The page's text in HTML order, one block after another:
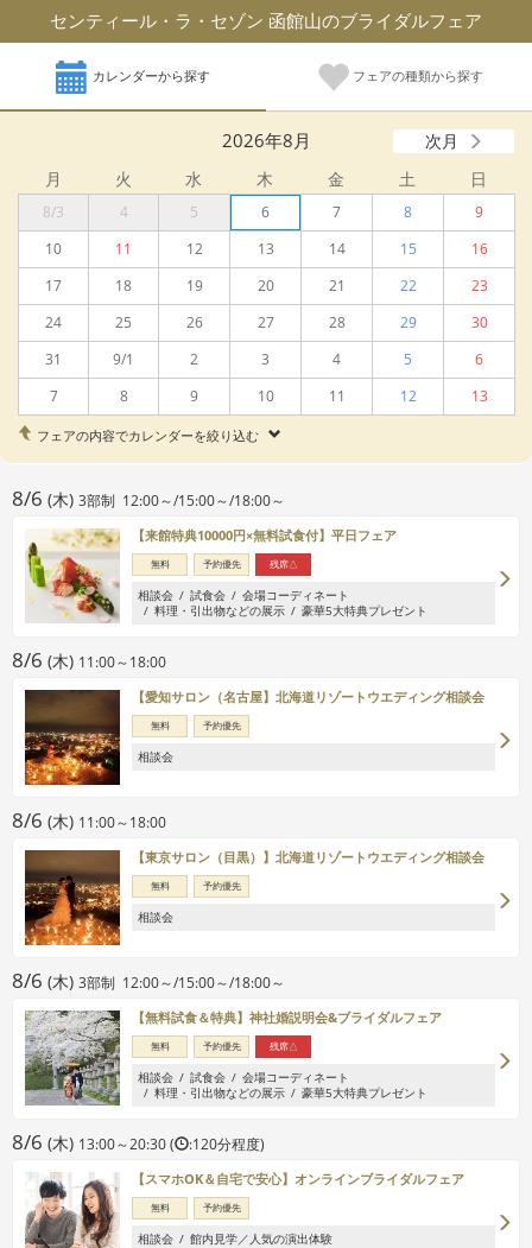
センティール・ラ・セゾン 函館山のブライダルフェア
カレンダーから探す フェアの種類から探す
2026年8月
次月
月
火 水 木 金 土 日
8/3 4 5 6 7 8
9
10
11 12 13 14 15
16
17
18 19 20 21 22
23
24
25 26 27 28 29
30
31
9/1 2 3 4 5
6
7
8 9 10 11 12 13
フェアの内容でカレンダーを絞り込む
8/6 (木) 3部制 12:00～/15:00～/18:00～
【来館特典10000円×無料試食付】平日フェア
無料 予約優先 残席△
相談会 試食会
会場コーディネート
料理・引出物などの展示
豪華5大特典プレゼント
8/6 (木) 11:00～18:00
【愛知サロン（名古屋】北海道リゾートウエディング相談会
無料 予約優先
相談会
8/6 (木) 11:00～18:00
【東京サロン（目黒）】北海道リゾートウエディング相談会
無料 予約優先
相談会
8/6 (木) 3部制 12:00～/15:00～/18:00～
【無料試食＆特典】神社婚説明会&ブライダルフェア
無料 予約優先 残席△
相談会 試食会
会場コーディネート
料理・引出物などの展示
豪華5大特典プレゼント
8/6 (木) 13:00～20:30 ( :120分程度)
【スマホOK＆自宅で安心】オンラインブライダルフェア
無料 予約優先
相談会 館内見学／人気の演出体験